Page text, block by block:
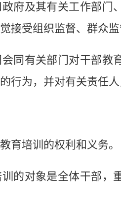
及其有关工作部门、
接受组织监督、群众监
有关部门对干部教
行为，并对有关责任人
培训的权利和义务。
对象是全体干部，重